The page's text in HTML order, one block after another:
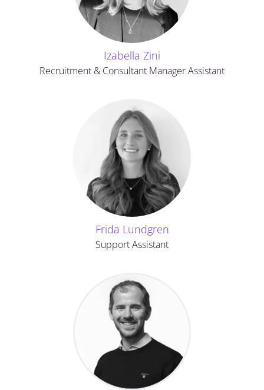
Izabella Zini
Recruitment & Consultant Manager Assistant
Frida Lundgren
Support Assistant